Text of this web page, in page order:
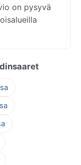
on pysyvä